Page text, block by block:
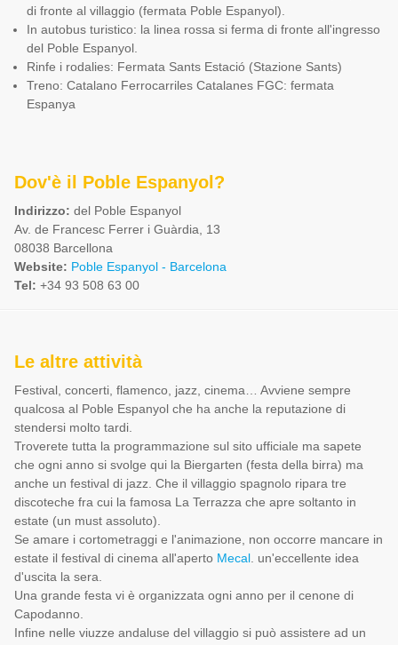
di fronte al villaggio (fermata Poble Espanyol).
In autobus turistico: la linea rossa si ferma di fronte all'ingresso
del Poble Espanyol.
Rinfe i rodalies: Fermata Sants Estació (Stazione Sants)
Treno: Catalano Ferrocarriles Catalanes FGC: fermata
Espanya
Dov'è il Poble Espanyol?
Indirizzo: del Poble Espanyol
Av. de Francesc Ferrer i Guàrdia, 13
08038 Barcellona
Website: Poble Espanyol - Barcelona
Tel: +34 93 508 63 00
Le altre attività
Festival, concerti, flamenco, jazz, cinema… Avviene sempre
qualcosa al Poble Espanyol che ha anche la reputazione di
stendersi molto tardi.
Troverete tutta la programmazione sul sito ufficiale ma sapete
che ogni anno si svolge qui la Biergarten (festa della birra) ma
anche un festival di jazz. Che il villaggio spagnolo ripara tre
discoteche fra cui la famosa La Terrazza che apre soltanto in
estate (un must assoluto).
Se amare i cortometraggi e l'animazione, non occorre mancare in
estate il festival di cinema all'aperto Mecal . un'eccellente idea
d'uscita la sera.
Una grande festa vi è organizzata ogni anno per il cenone di
Capodanno.
Infine nelle viuzze andaluse del villaggio si può assistere ad un